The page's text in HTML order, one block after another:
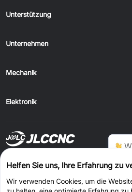
Unterstützung
Unternehmen
Mechanik
Elektronik
Auf JLCONE Desktop bestellen und
Windows MAC
Helfen Sie uns, Ihre Erfahrung zu
Wir verwenden Cookies, um die